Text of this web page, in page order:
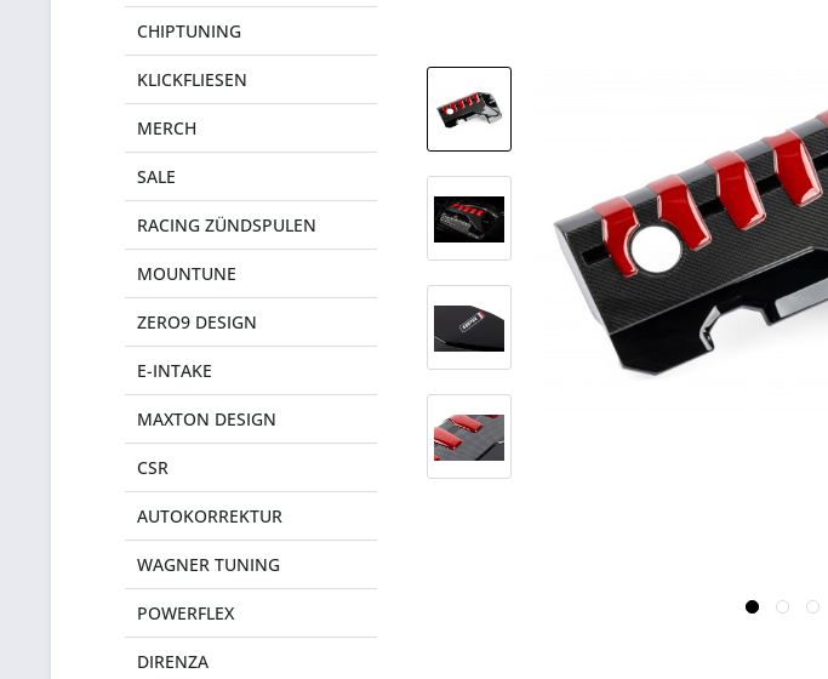
CHIPTUNING
KLICKFLIESEN
MERCH
SALE
RACING ZÜNDSPULEN
MOUNTUNE
ZERO9 DESIGN
E-INTAKE
MAXTON DESIGN
CSR
AUTOKORREKTUR
WAGNER TUNING
POWERFLEX
DIRENZA